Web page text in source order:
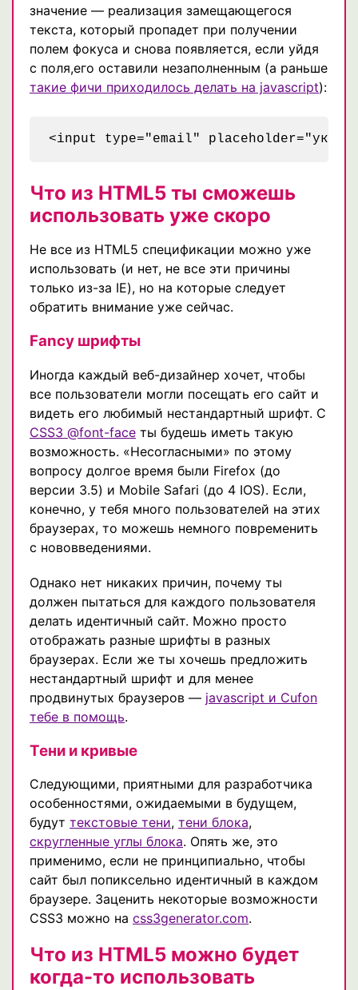
значение — реализация замещающегося
текста, который пропадет при получении
полем фокуса и снова появляется, если уйдя
с поля,его оставили незаполненным (а раньше
такие фичи приходилось делать на javascript):
Что из HTML5 ты сможешь
использовать уже скоро
Не все из HTML5 спецификации можно уже
использовать (и нет, не все эти причины
только из-за IE), но на которые следует
обратить внимание уже сейчас.
Fancy шрифты
Иногда каждый веб-дизайнер хочет, чтобы
все пользователи могли посещать его сайт и
видеть его любимый нестандартный шрифт. C
CSS3 @font-face ты будешь иметь такую
возможность. «Несогласными» по этому
вопросу долгое время были Firefox (до
версии 3.5) и Mobile Safari (до 4 IOS). Если,
конечно, у тебя много пользователей на этих
браузерах, то можешь немного повременить
с нововведениями.
Однако нет никаких причин, почему ты
должен пытаться для каждого пользователя
делать идентичный сайт. Можно просто
отображать разные шрифты в разных
браузерах. Если же ты хочешь предложить
нестандартный шрифт и для менее
продвинутых браузеров — javascript и Cufon
тебе в помощь.
Тени и кривые
Следующими, приятными для разработчика
особенностями, ожидаемыми в будущем,
будут текстовые тени, тени блока,
скругленные углы блока. Опять же, это
применимо, если не принципиально, чтобы
сайт был попиксельно идентичный в каждом
браузере. Заценить некоторые возможности
CSS3 можно на css3generator.com.
Что из HTML5 можно будет
когда-то использовать